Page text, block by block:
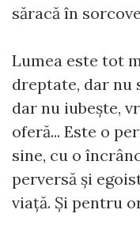
săracă în
Lumea este tot
dreptate, dar nu
dar nu iubește,
oferă... Este o
sine, cu o
perversă și
viață. Și pentru